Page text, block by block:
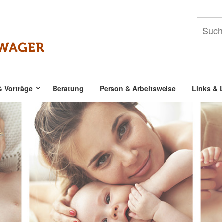
Vorträge Beratung Person & Arbeitsweise Links &